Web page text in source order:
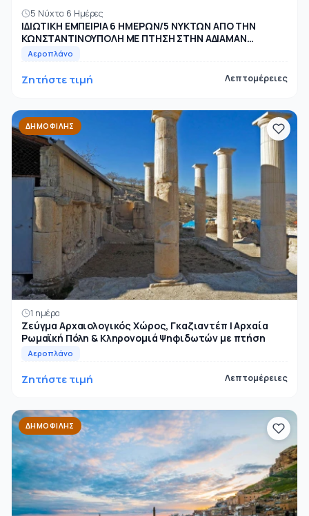
5 Νύχτα 6 Ημέρες
ΙΔΙΩΤΙΚΗ ΕΜΠΕΙΡΙΑ 6 ΗΜΕΡΩΝ/5 ΝΥΚΤΩΝ ΑΠΟ ΤΗΝ
ΚΩΝΣΤΑΝΤΙΝΟΥΠΟΛΗ ΜΕ ΠΤΗΣΗ ΣΤΗΝ ΑΔΙΑΜΑΝ
ΜΑΡΝΤΙΝ, ΜΕΣΟΠΟΤΑ...
Αεροπλάνο
Ζητήστε τιμή Λεπτομέρειες
ΔΗΜΟΦΙΛΉΣ
1 ημέρα
Ζεύγμα Αρχαιολογικός Χώρος, Γκαζιαντέπ | Αρχαία
Ρωμαϊκή Πόλη & Κληρονομιά Ψηφιδωτών με πτήση
Αεροπλάνο
Ζητήστε τιμή Λεπτομέρειες
ΔΗΜΟΦΙΛΉΣ